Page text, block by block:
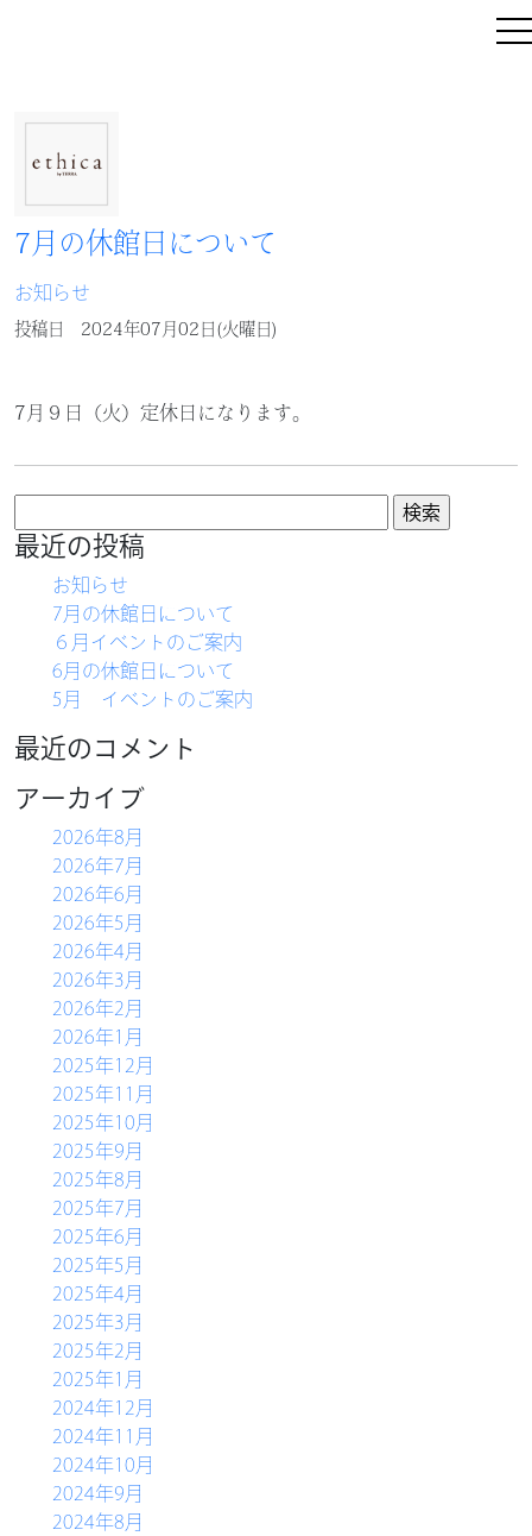
HOME
農産物直売所
バーベキュー
物産コーナー
軽食コーナー
別館ふるさとハウス
ベーカリー＆カフェ
ふるさと木の家
7月の休館日について
お知らせ
投稿日 2024年07月02日(火曜日)
7月９日（火）定休日になります。
索:
最近の投稿
お知らせ
7月の休館日について
６月イベントのご案内
6月の休館日について
5月 イベントのご案内
最近のコメント
アーカイブ
2026年8月
2026年7月
2026年6月
2026年5月
2026年4月
2026年3月
2026年2月
2026年1月
2025年12月
2025年11月
2025年10月
2025年9月
2025年8月
2025年7月
2025年6月
2025年5月
2025年4月
2025年3月
2025年2月
2025年1月
2024年12月
2024年11月
2024年10月
2024年9月
2024年8月